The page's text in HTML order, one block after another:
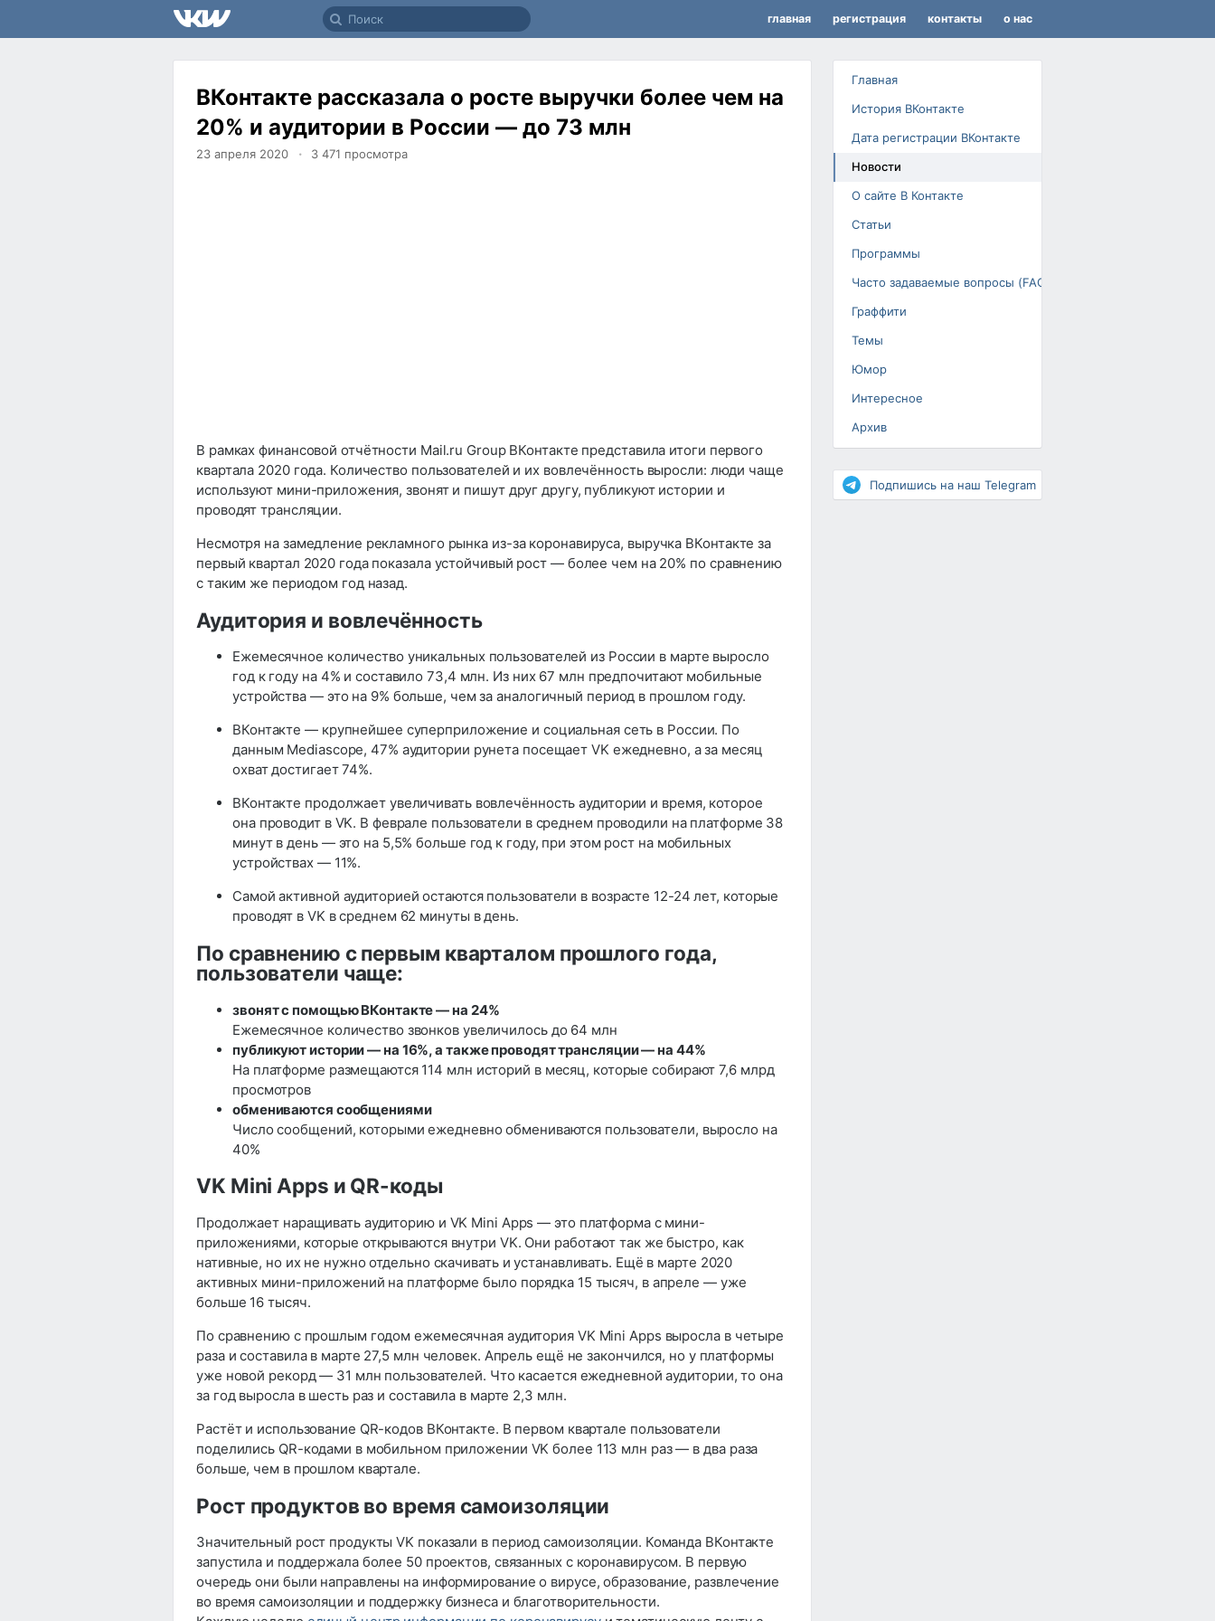
главная регистрация контакты о нас
Главная
История ВКонтакте
Дата регистрации ВКонтакте
Новости
О сайте В Контакте
Статьи
Программы
Часто задаваемые вопросы (FAQ)
Граффити
Темы
Юмор
Интересное
Архив
Повышение рейтинга
Подпишись на наш Telegram
ВКонтакте рассказала о росте выручки более чем на
20% и аудитории в России — до 73 млн
23 апреля 2020 3 471 просмотра
В рамках финансовой отчётности Mail.ru Group ВКонтакте представила итоги первого
квартала 2020 года. Количество пользователей и их вовлечённость выросли: люди чаще
используют мини-приложения, звонят и пишут друг другу, публикуют истории и
проводят трансляции.
Несмотря на замедление рекламного рынка из-за коронавируса, выручка ВКонтакте за
первый квартал 2020 года показала устойчивый рост — более чем на 20% по сравнению
с таким же периодом год назад.
Аудитория и вовлечённость
Ежемесячное количество уникальных пользователей из России в марте выросло
год к году на 4% и составило 73,4 млн. Из них 67 млн предпочитают мобильные
устройства — это на 9% больше, чем за аналогичный период в прошлом году.
ВКонтакте — крупнейшее суперприложение и социальная сеть в России. По
данным Mediascope, 47% аудитории рунета посещает VK ежедневно, а за месяц
охват достигает 74%.
ВКонтакте продолжает увеличивать вовлечённость аудитории и время, которое
она проводит в VK. В феврале пользователи в среднем проводили на платформе 38
минут в день — это на 5,5% больше год к году, при этом рост на мобильных
устройствах — 11%.
Самой активной аудиторией остаются пользователи в возрасте 12-24 лет, которые
проводят в VK в среднем 62 минуты в день.
По сравнению с первым кварталом прошлого года,
пользователи чаще:
звонят с помощью ВКонтакте — на 24%
Ежемесячное количество звонков увеличилось до 64 млн
публикуют истории — на 16%, а также проводят трансляции — на 44%
На платформе размещаются 114 млн историй в месяц, которые собирают 7,6 млрд
просмотров
обмениваются сообщениями
Число сообщений, которыми ежедневно обмениваются пользователи, выросло на
40%
VK Mini Apps и QR-коды
Продолжает наращивать аудиторию и VK Mini Apps — это платформа с мини-
приложениями, которые открываются внутри VK. Они работают так же быстро, как
нативные, но их не нужно отдельно скачивать и устанавливать. Ещё в марте 2020
активных мини-приложений на платформе было порядка 15 тысяч, в апреле — уже
больше 16 тысяч.
По сравнению с прошлым годом ежемесячная аудитория VK Mini Apps выросла в четыре
раза и составила в марте 27,5 млн человек. Апрель ещё не закончился, но у платформы
уже новой рекорд — 31 млн пользователей. Что касается ежедневной аудитории, то она
за год выросла в шесть раз и составила в марте 2,3 млн.
Растёт и использование QR-кодов ВКонтакте. В первом квартале пользователи
поделились QR-кодами в мобильном приложении VK более 113 млн раз — в два раза
больше, чем в прошлом квартале.
Рост продуктов во время самоизоляции
Значительный рост продукты VK показали в период самоизоляции. Команда ВКонтакте
запустила и поддержала более 50 проектов, связанных с коронавирусом. В первую
очередь они были направлены на информирование о вирусе, образование, развлечение
во время самоизоляции и поддержку бизнеса и благотворительности.